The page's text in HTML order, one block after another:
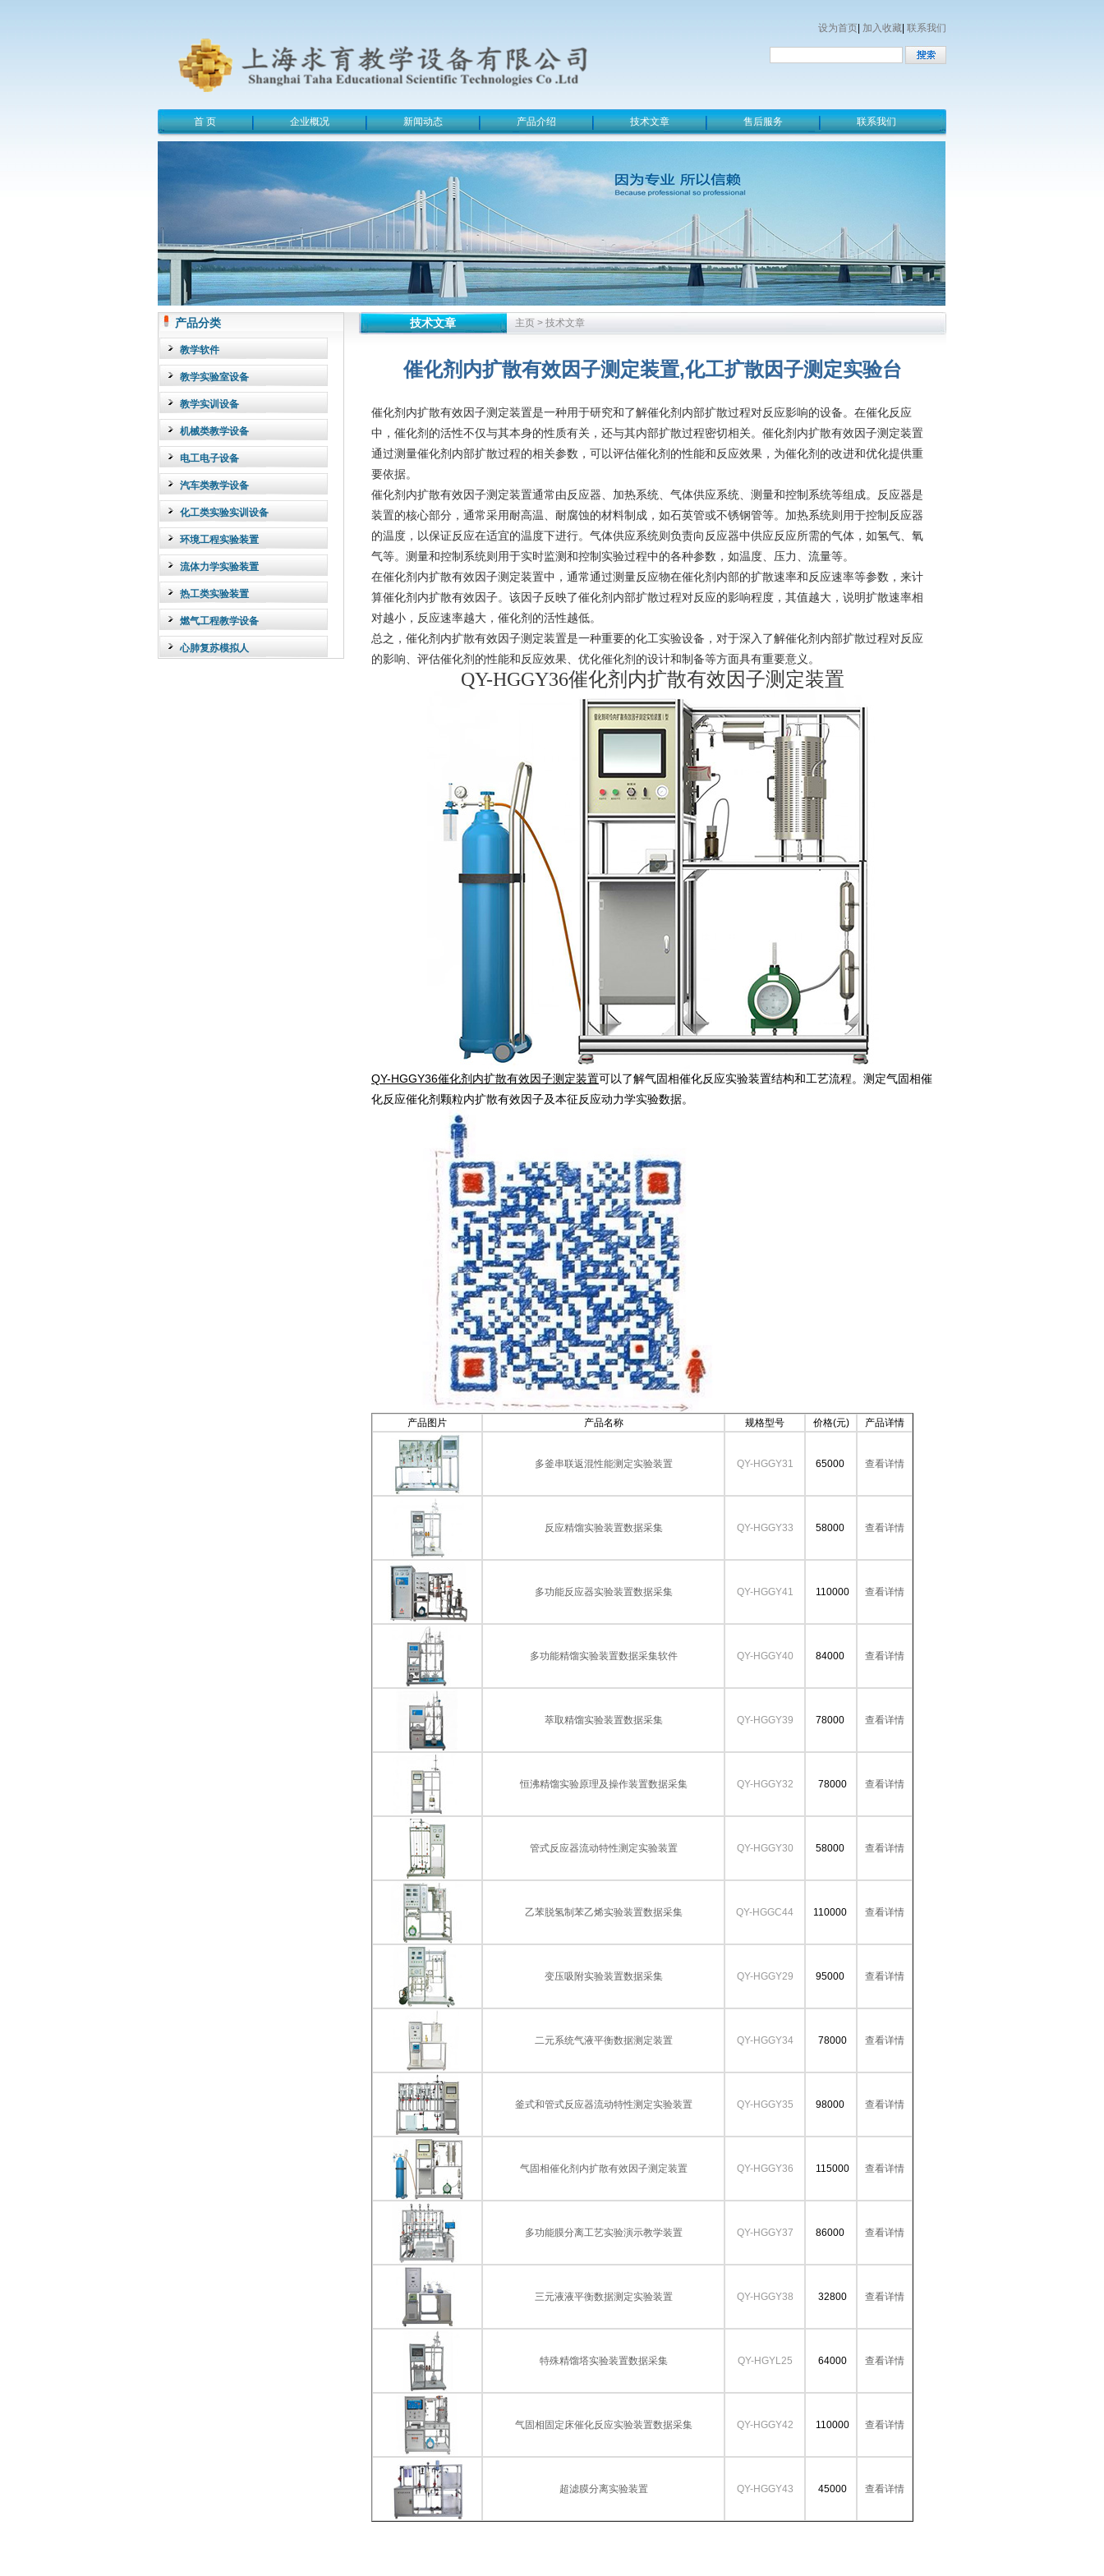
设为首页 加入收藏 联系我们
首 页 企业概况 新闻动态 产品介绍 技术文章 售后服务 联系我们
产品分类
教学软件
教学实验室设备
教学实训设备
机械类教学设备
电工电子设备
汽车类教学设备
化工类实验实训设备
环境工程实验装置
流体力学实验装置
热工类实验装置
燃气工程教学设备
心肺复苏模拟人
技术文章 主页 > 技术文章
催化剂内扩散有效因子测定装置,化工扩散因子测定实验台
催化剂内扩散有效因子测定装置是一种用于研究和了解催化剂内部扩散过程对反应影响的设备。在催化反应
中，催化剂的活性不仅与其本身的性质有关，还与其内部扩散过程密切相关。催化剂内扩散有效因子测定装置
通过测量催化剂内部扩散过程的相关参数，可以评估催化剂的性能和反应效果，为催化剂的改进和优化提供重
要依据。
催化剂内扩散有效因子测定装置通常由反应器、加热系统、气体供应系统、测量和控制系统等组成。反应器是
装置的核心部分，通常采用耐高温、耐腐蚀的材料制成，如石英管或不锈钢管等。加热系统则用于控制反应器
的温度，以保证反应在适宜的温度下进行。气体供应系统则负责向反应器中供应反应所需的气体，如氢气、氧
气等。测量和控制系统则用于实时监测和控制实验过程中的各种参数，如温度、压力、流量等。
在催化剂内扩散有效因子测定装置中，通常通过测量反应物在催化剂内部的扩散速率和反应速率等参数，来计
算催化剂内扩散有效因子。该因子反映了催化剂内部扩散过程对反应的影响程度，其值越大，说明扩散速率相
对越小，反应速率越大，催化剂的活性越低。
总之，催化剂内扩散有效因子测定装置是一种重要的化工实验设备，对于深入了解催化剂内部扩散过程对反应
的影响、评估催化剂的性能和反应效果、优化催化剂的设计和制备等方面具有重要意义。
QY-HGGY36催化剂内扩散有效因子测定装置
QY-HGGY36催化剂内扩散有效因子测定装置可以了解气固相催化反应实验装置结构和工艺流程。测定气固相催
化反应催化剂颗粒内扩散有效因子及本征反应动力学实验数据。
产品图片 产品名称 规格型号 价格(元) 产品详情
多釜串联返混性能测定实验装置 QY-HGGY31 65000 查看详情
反应精馏实验装置数据采集 QY-HGGY33 58000 查看详情
多功能反应器实验装置数据采集 QY-HGGY41 110000 查看详情
多功能精馏实验装置数据采集软件 QY-HGGY40 84000 查看详情
萃取精馏实验装置数据采集 QY-HGGY39 78000 查看详情
恒沸精馏实验原理及操作装置数据采集 QY-HGGY32 78000 查看详情
管式反应器流动特性测定实验装置 QY-HGGY30 58000 查看详情
乙苯脱氢制苯乙烯实验装置数据采集 QY-HGGC44 110000 查看详情
变压吸附实验装置数据采集 QY-HGGY29 95000 查看详情
二元系统气液平衡数据测定装置 QY-HGGY34 78000 查看详情
釜式和管式反应器流动特性测定实验装置 QY-HGGY35 98000 查看详情
气固相催化剂内扩散有效因子测定装置 QY-HGGY36 115000 查看详情
多功能膜分离工艺实验演示教学装置 QY-HGGY37 86000 查看详情
三元液液平衡数据测定实验装置 QY-HGGY38 32800 查看详情
特殊精馏塔实验装置数据采集 QY-HGYL25 64000 查看详情
气固相固定床催化反应实验装置数据采集 QY-HGGY42 110000 查看详情
超滤膜分离实验装置 QY-HGGY43 45000 查看详情